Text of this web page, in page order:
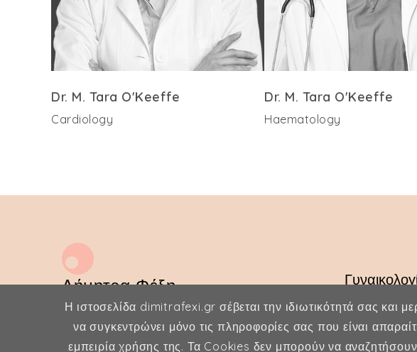
Dr. M. Tara O'Keeffe
Cardiology
Dr. M. Tara O'Keeffe
Haematology
Δήμητρα Φέξη
Μαιευτήρας - Χειρουργός
Μαιευτική
Η ιστοσελίδα dimitrafexi.gr σέβεται την ιδιωτικότητά σας και
να συγκεντρώνει μόνο τις πληροφορίες σας που είναι
εμπειρία χρήσης της. Τα Cookies δεν μπορούν να